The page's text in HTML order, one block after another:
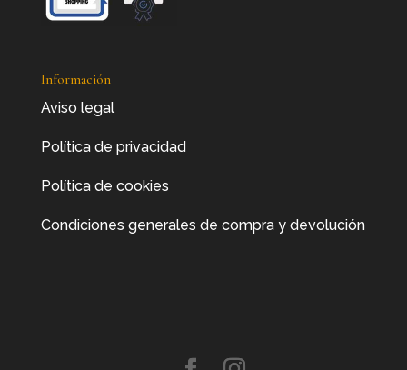
Información
Aviso legal
Política de privacidad
Política de cookies
Condiciones generales de compra y devolución